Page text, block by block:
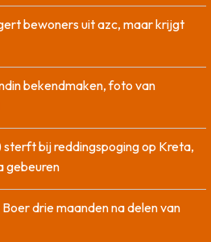
bewoners uit azc, maar krijgt
bekendmaken, foto van
sterft bij reddingspoging op Kreta,
gebeuren
drie maanden na delen van